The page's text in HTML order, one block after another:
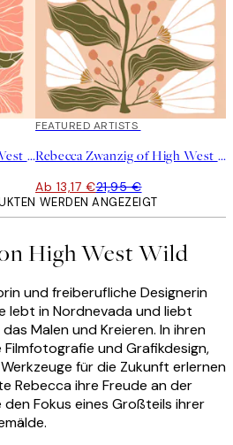
Rebecca Zwanzig of High West Wild - Franny Poster
40%*
FEATURED ARTISTS
Rebecca Zwanzig of High West Wild - Maeve Poster
Ab 13,17 €21,95 €
WERDEN ANGEZEIGT
High West Wild
und freiberufliche Designerin
lebt in Nordnevada und liebt
Malen und Kreieren. In ihren
und Grafikdesign,
für die Zukunft erlernen
Rebecca ihre Freude an der
Fokus eines Großteils ihrer